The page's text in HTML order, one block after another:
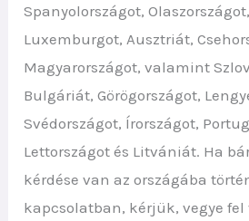
Spanyolországot,
Luxemburgot, Ausztriát,
Magyarországot, valamint
Bulgáriát, Görögországot,
Svédországot, Írországot,
Lettországot és Litvániát. Ha
kérdése van az országába
kapcsolatban, kérjük, vegye fel